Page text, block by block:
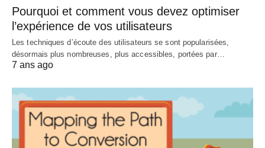
Pourquoi et comment vous devez optimiser
l’expérience de vos utilisateurs
Les techniques d’écoute des utilisateurs se sont popularisées,
désormais plus nombreuses, plus accessibles, portées par…
7 ans ago